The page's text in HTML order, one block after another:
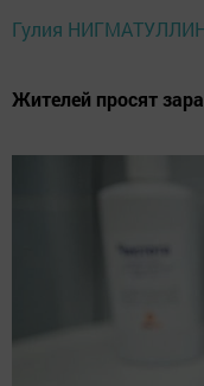
Гулия
Жителей просят